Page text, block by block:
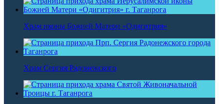
Храм иконы Божией Матери «Одигитрия»
Храм Сергия Радонежского